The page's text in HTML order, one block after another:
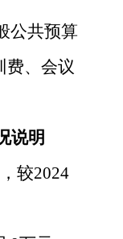
公共预算
费、会议
说明
较2024